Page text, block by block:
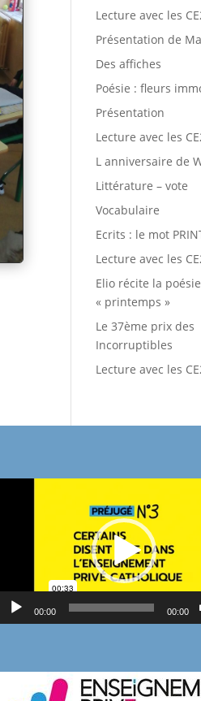
Lecture avec les
Présentation de
Des affiches
Poésie : fleurs
Présentation
Lecture avec les
L anniversaire de
Littérature – vote
Vocabulaire
Ecrits : le mot
Lecture avec les
Elio récite la poésie
« printemps »
Le 37ème prix des
Incorruptibles
Lecture avec les
00:00 00:00